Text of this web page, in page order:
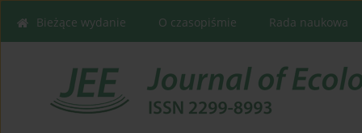
Bieżące wydanie O czasopiśmie Rada naukowa